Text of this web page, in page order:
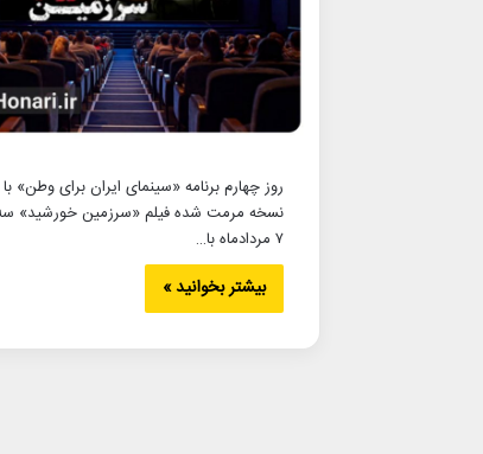
روز چهارم برنامه «سینمای ایران برای وطن»
نسخه مرمت شده فیلم «سرزمین خورشید»
۷ مردادماه با…
بیشتر بخوانید »